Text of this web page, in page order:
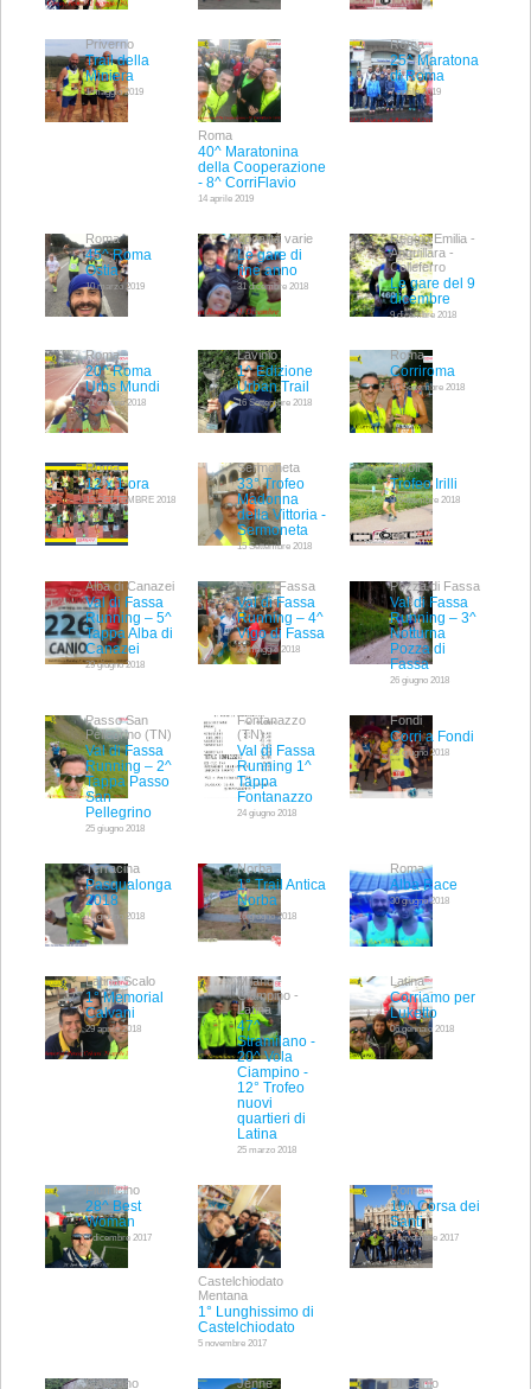
Priverno
Trail della
Miniera
1 maggio 2019
Roma
40^ Maratonina
della Cooperazione
- 8^ CorriFlavio
14 aprile 2019
Roma
25^ Maratona
di Roma
7 aprile 2019
Roma
45^ Roma
Ostia
10 marzo 2019
Località varie
Le gare di
fine anno
31 dicembre 2018
Reggio Emilia -
Anguillara -
Colleferro
Le gare del 9
dicembre
9 dicembre 2018
Roma
20^ Roma
Urbs Mundi
21 ottobre 2018
Lavinio
1^ Edizione
Urban Trail
16 Settembre 2018
Roma
Corriroma
16 Settembre 2018
Roma
12 x 1 ora
15 SETTEMBRE 2018
Sermoneta
33° Trofeo
Madonna
della Vittoria -
Sermoneta
15 Settembre 2018
Tivoli
Trofeo Irilli
9 Settembre 2018
Alba di Canazei
Val di Fassa
Running – 5^
Tappa Alba di
Canazei
29 giugno 2018
Vigo di Fassa
Val di Fassa
Running – 4^
Vigo di Fassa
28 maggio 2018
Pozza di Fassa
Val di Fassa
Running – 3^
Notturna
Pozza di
Fassa
26 giugno 2018
Passo San
Pellegrino (TN)
Val di Fassa
Running – 2^
Tappa Passo
San
Pellegrino
25 giugno 2018
Fontanazzo
(TN)
Val di Fassa
Running 1^
Tappa
Fontanazzo
24 giugno 2018
Fondi
Corri a Fondi
23 giugno 2018
Terracina
Pasqualonga
2018
17 giugno 2018
Norba
1° Trail Antica
Norba
16 giugno 2018
Roma
Alba Race
30 giugno 2018
Latina Scalo
1° Memorial
Calvani
29 aprile 2018
Milano -
Ciampino -
Latina
47^
Stramilano -
20^ Vola
Ciampino -
12° Trofeo
nuovi
quartieri di
Latina
25 marzo 2018
Latina
Corriamo per
Luketto
06 gennaio 2018
Fiumicino
28^ Best
Woman
3 dicembre 2017
Castelchiodato
Mentana
1° Lunghissimo di
Castelchiodato
5 novembre 2017
Roma
10^ Corsa dei
Santi
1 novembre 2017
Genzano Jenne Di Canio